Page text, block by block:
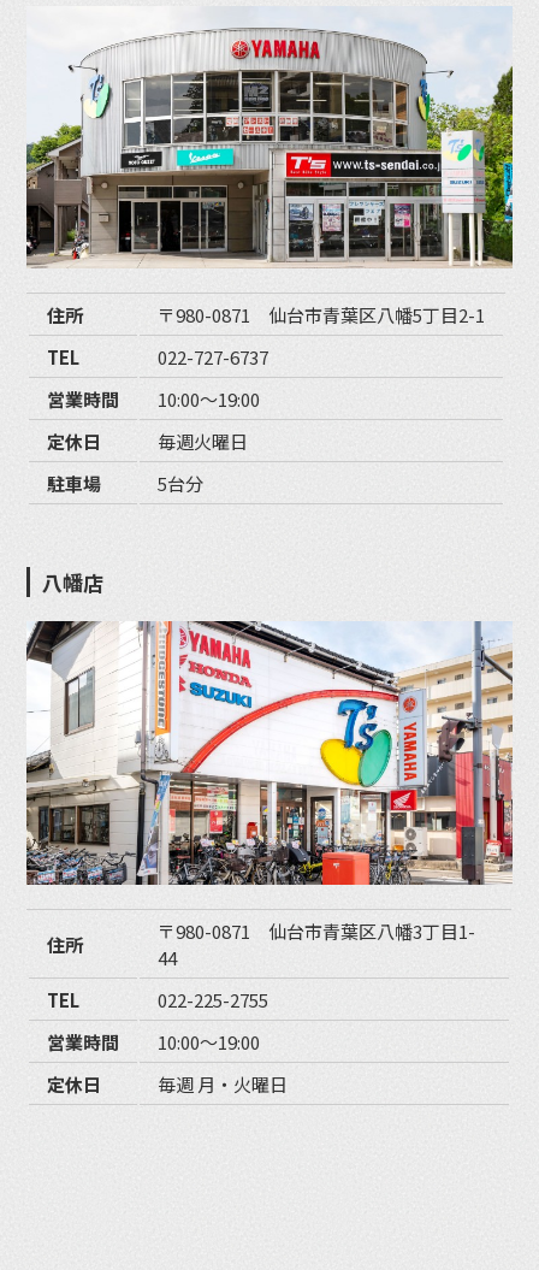
住所
〒980-0871 仙台市青葉区八幡5丁目2-1
TEL
022-727-6737
営業時間
10:00〜19:00
定休日
毎週火曜日
駐車場
5台分
八幡店
住所
〒980-0871 仙台市青葉区八幡3丁目1-
44
TEL
022-225-2755
営業時間
10:00〜19:00
定休日
毎週 月・火曜日